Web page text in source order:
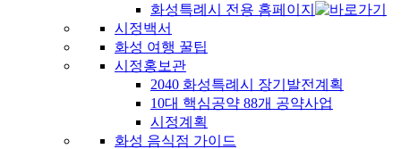
화성특례시 전용 홈페이지
시정백서
화성 여행 꿀팁
시정홍보관
2040 화성특례시 장기발전계획
10대 핵심공약 88개 공약사업
시정계획
화성 음식점 가이드